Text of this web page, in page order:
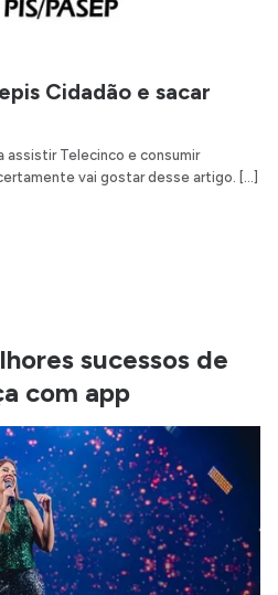
Cidadão e sacar
assistir Telecinco e consumir
vai gostar desse artigo. […]
sucessos de
com app